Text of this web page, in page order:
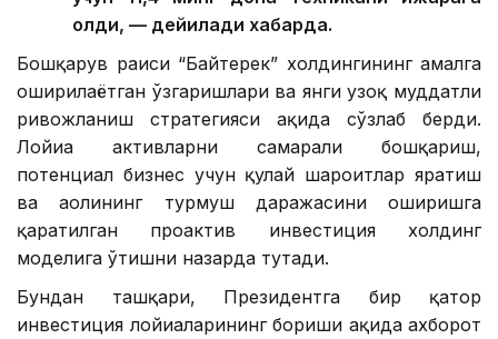
олди, — дейилади хабарда.
Бошқарув раиси “Байтерек” холдингининг амалга
оширилаётган ўзгаришлари ва янги узоқ муддатли
ривожланиш стратегияси ҳақида сўзлаб берди.
Лойиҳа активларни самарали бошқариш,
потенциал бизнес учун қулай шароитлар яратиш
ва аҳолининг турмуш даражасини оширишга
қаратилган проактив инвестиция холдинг
моделига ўтишни назарда тутади.
Бундан ташқари, Президентга бир қатор
инвестиция лойиҳаларининг бориши ҳақида ахборот